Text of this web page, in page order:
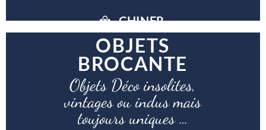
CHINER
OBJETS
BROCANTE
Objets Déco insolites,
vintages ou indus mais
toujours uniques …